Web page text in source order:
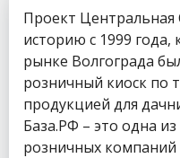
Проект Центральная
историю с 1999
рынке Волгограда
розничный киоск по
продукцией для
База.РФ – это одна
розничных компаний